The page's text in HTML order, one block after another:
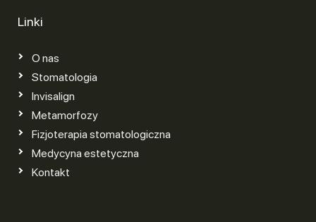
Linki
O nas
Stomatologia
Invisalign
Metamorfozy
Fizjoterapia stomatologiczna
Medycyna estetyczna
Kontakt